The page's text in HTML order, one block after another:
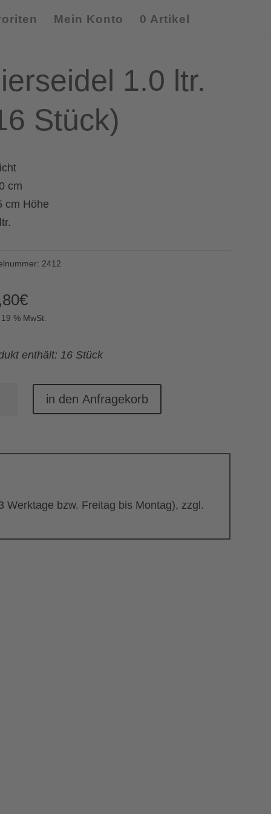
Mein Konto 0 Artikel
1.0 ltr.
Stück)
cm
cm Höhe
2412
€
% MwSt.
enthält: 16 Stück
in den Anfragekorb
bzw. Freitag bis Montag), zzgl.